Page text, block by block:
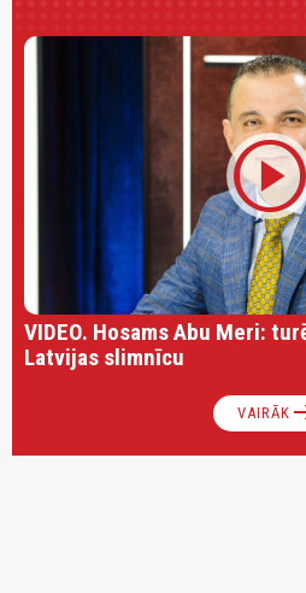
VIDEO. Hosams Abu Meri:
Latvijas slimnīcu
VAIRĀK